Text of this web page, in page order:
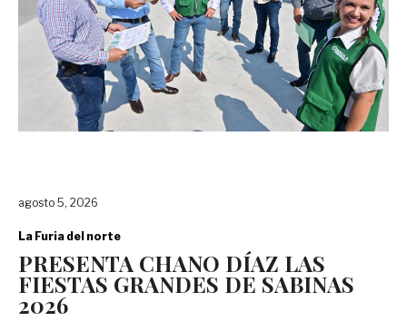
agosto 5, 2026
La Furia del norte
PRESENTA CHANO DÍAZ LAS
FIESTAS GRANDES DE SABINAS
2026